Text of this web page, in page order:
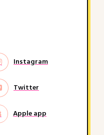
Instagram
Twitter
Apple app